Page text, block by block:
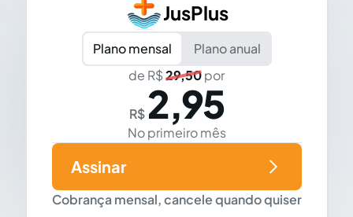
JusPlus
Plano mensal
Plano anual
de R$29,50por
R$ 2,95
No primeiro mês
Cobrança mensal, cancele quando quiser
Assinar